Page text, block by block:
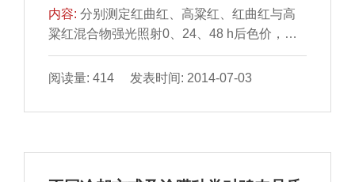
内容:分别测定红曲红、高粱红、红曲红与高
粱红混合物强光照射0、24、48 h后色价，发
现高粱红耐光性最 优，光照48 h后色价仅下降
1.3%。通过单...
阅读量: 414 发表时间: 2014-07-03